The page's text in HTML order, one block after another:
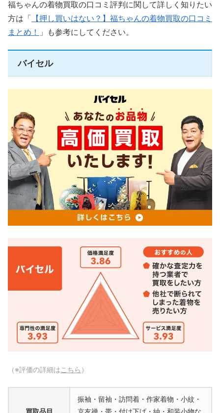
福ちゃんの着物買取の口コミ評判に関して詳しく知りたい
方は「 【押し買いはない？】福ちゃんの着物買取の口コミ
まとめ！
」も参考にしてください。
バイセル
（※評価の詳細は こちら ）
振袖・留袖・訪問着・作家着物・小紋・